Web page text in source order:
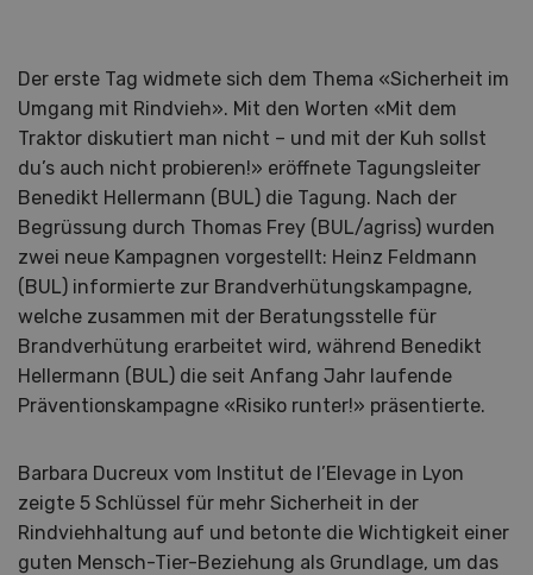
Der erste Tag widmete sich dem Thema «Sicherheit im
Umgang mit Rindvieh». Mit den Worten «Mit dem
Traktor diskutiert man nicht – und mit der Kuh sollst
du’s auch nicht probieren!» eröffnete Tagungsleiter
Benedikt Hellermann (BUL) die Tagung. Nach der
Begrüssung durch Thomas Frey (BUL/agriss) wurden
zwei neue Kampagnen vorgestellt: Heinz Feldmann
(BUL) informierte zur Brandverhütungskampagne,
welche zusammen mit der Beratungsstelle für
Brandverhütung erarbeitet wird, während Benedikt
Hellermann (BUL) die seit Anfang Jahr laufende
Präventionskampagne «Risiko runter!» präsentierte.
Barbara Ducreux vom Institut de l’Elevage in Lyon
zeigte 5 Schlüssel für mehr Sicherheit in der
Rindviehhaltung auf und betonte die Wichtigkeit einer
guten Mensch-Tier-Beziehung als Grundlage, um das